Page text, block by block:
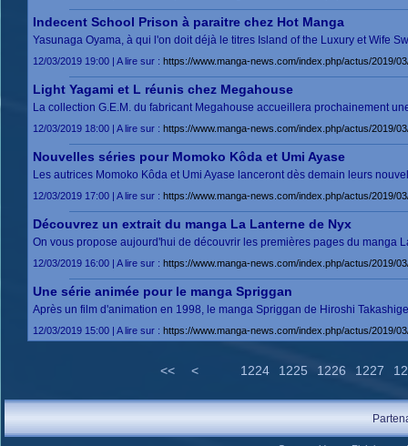
Indecent School Prison à paraitre chez Hot Manga
Yasunaga Oyama, à qui l'on doit déjà le titres Island of the Luxury et Wife
12/03/2019 19:00 | A lire sur : https://www.manga-news.com/index.php/actus/2019/
Light Yagami et L réunis chez Megahouse
La collection G.E.M. du fabricant Megahouse accueillera prochainement
12/03/2019 18:00 | A lire sur : https://www.manga-news.com/index.php/actus/2019/
Nouvelles séries pour Momoko Kôda et Umi Ayase
Les autrices Momoko Kôda et Umi Ayase lanceront dès demain leurs
12/03/2019 17:00 | A lire sur : https://www.manga-news.com/index.php/actus/2019/
Découvrez un extrait du manga La Lanterne de Nyx
On vous propose aujourd'hui de découvrir les premières pages du manga
12/03/2019 16:00 | A lire sur : https://www.manga-news.com/index.php/actus/2019/
Une série animée pour le manga Spriggan
Après un film d'animation en 1998, le manga Spriggan de Hiroshi
12/03/2019 15:00 | A lire sur : https://www.manga-news.com/index.php/actus/2019/
<< < 1224 1225 1226 1227